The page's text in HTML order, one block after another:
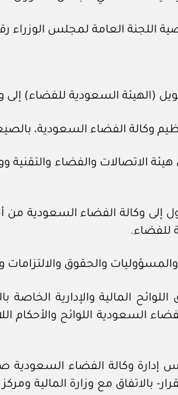
لمجلس الوزراء رقم (١١٧٦٥) وتاريخ ١٦ /١١ /
(الهيئة السعودية للفضاء)
وكالة الفضاء السعودية،
الاتصالات والفضاء
إلى وكالة الفضاء السعودية
للفضاء.
اللوائح المالية والإدارية
السعودية اللوائح والأحكام
بالاتفاق مع وزارة المالية